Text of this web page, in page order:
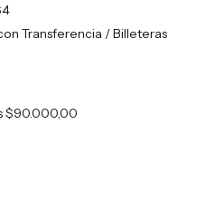
Transferencia / Billeteras
$90.000,00